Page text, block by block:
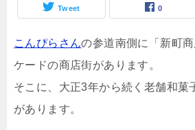
Tweet 0
こんぴらさんの参道南側に「新町
ケードの商店街があります。
そこに、大正3年から続く老舗和菓
があります。